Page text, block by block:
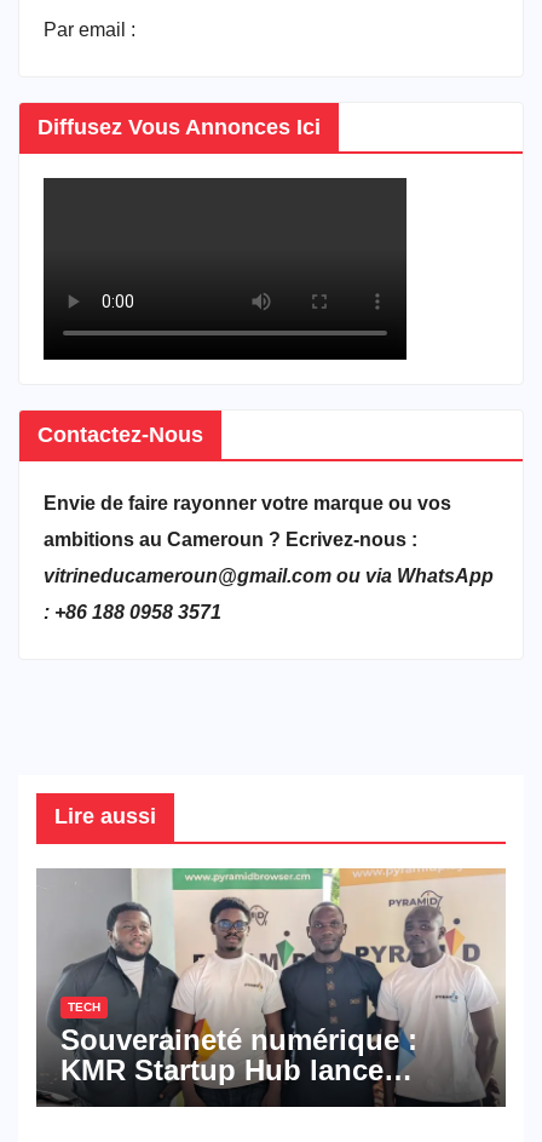
Par email :
Diffusez Vous Annonces Ici
Contactez-Nous
Envie de faire rayonner votre marque ou vos
ambitions au Cameroun ? Ecrivez-nous :
vitrineducameroun@gmail.com ou via WhatsApp
: +86 188 0958 3571
Lire aussi
TECH
Souveraineté numérique :
KMR Startup Hub lance
Pyramid Browser et Pyramid